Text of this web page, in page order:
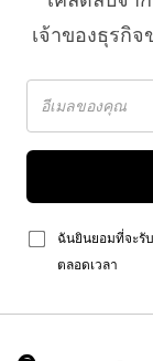
เจ้าของธุรกิ
ฉันยินยอมที่จะรั
ตลอดเวลา